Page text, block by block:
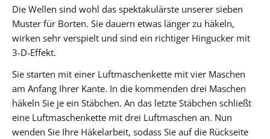
Die Wellen sind wohl das spektakulärste unserer sieben
Muster für Borten. Sie dauern etwas länger zu häkeln,
wirken sehr verspielt und sind ein richtiger Hingucker mit
3-D-Effekt.
Sie starten mit einer Luftmaschenkette mit vier Maschen
am Anfang Ihrer Kante. In die kommenden drei Maschen
häkeln Sie je ein Stäbchen. An das letzte Stäbchen schließt
eine Luftmaschenkette mit drei Luftmaschen an. Nun
wenden Sie Ihre Häkelarbeit, sodass Sie auf die Rückseite